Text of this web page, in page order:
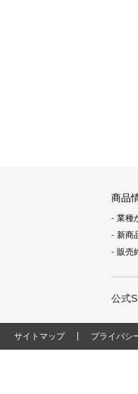
商品
業種
新商
販売
公式
サイトマップ プライバシ